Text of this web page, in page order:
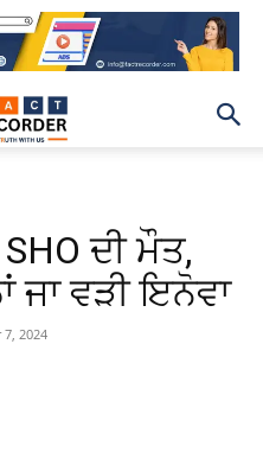
ਦੀ ਮੌਤ,
ਜਾ ਵੜੀ ਇਨੋਵਾ
7, 2024